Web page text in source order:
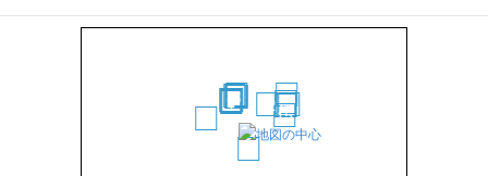
1
23
4
5
6
7
8
9
10
11 1215
16
17
18
19
20